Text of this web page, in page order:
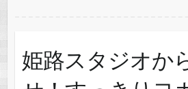
姫路スタジオか